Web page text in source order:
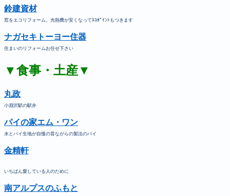
鈴建資材
窓をエコリフォーム。光熱費が安くなってｴｺﾎﾟｲﾝﾄもつきます
ナガセキトーヨー住器
住まいのリフォームお任せ下さい
▼食事・土産▼
丸政
小淵沢駅の駅弁
パイの家エム・ワン
水とパイ生地が自慢の昔ながらの製法のパイ
金精軒
いちばん愛している人のために
南アルプスのふもと